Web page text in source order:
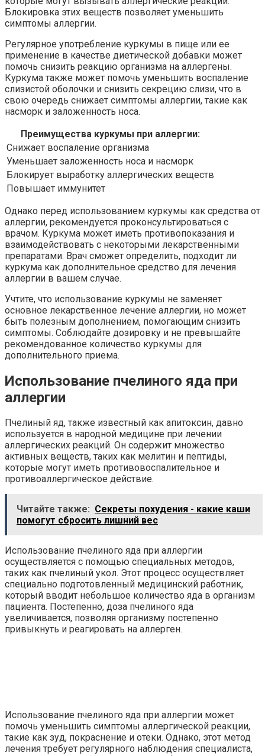
Блокировка этих веществ позволяет уменьшить
симптомы аллергии.
Регулярное употребление куркумы в пище или ее
применение в качестве диетической добавки может
помочь снизить реакцию организма на аллергены.
Куркума также может помочь уменьшить воспаление
слизистой оболочки и снизить секрецию слизи, что в
свою очередь снижает симптомы аллергии, такие как
насморк и заложенность носа.
Преимущества куркумы при аллергии:
Снижает воспаление организма
Уменьшает заложенность носа и насморк
Блокирует выработку аллергических веществ
Повышает иммунитет
Однако перед использованием куркумы как средства от
аллергии, рекомендуется проконсультироваться с
врачом. Куркума может иметь противопоказания и
взаимодействовать с некоторыми лекарственными
препаратами. Врач сможет определить, подходит ли
куркума как дополнительное средство для лечения
аллергии в вашем случае.
Учтите, что использование куркумы не заменяет
основное лекарственное лечение аллергии, но может
быть полезным дополнением, помогающим снизить
симптомы. Соблюдайте дозировку и не превышайте
рекомендованное количество куркумы для
дополнительного приема.
Использование пчелиного яда при
аллергии
Пчелиный яд, также известный как апитоксин, давно
используется в народной медицине при лечении
аллергических реакций. Он содержит множество
активных веществ, таких как мелитин и пептиды,
которые могут иметь противовоспалительное и
противоаллергическое действие.
Читайте также: Секреты похудения - какие каши
помогут сбросить лишний вес
Использование пчелиного яда при аллергии
осуществляется с помощью специальных методов,
таких как пчелиный укол. Этот процесс осуществляет
специально подготовленный медицинский работник,
который вводит небольшое количество яда в организм
пациента. Постепенно, доза пчелиного яда
увеличивается, позволяя организму постепенно
привыкнуть и реагировать на аллерген.
Использование пчелиного яда при аллергии может
помочь уменьшить симптомы аллергической реакции,
такие как зуд, покраснение и отеки. Однако, этот метод
лечения требует регулярного наблюдения специалиста,